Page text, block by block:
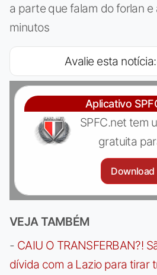
a parte que falam do forlan
minutos
Avalie esta notícia:
Aplicativo
SPFC.net tem
gratuita
Download
VEJA TAMBÉM
- CAIU O TRANSFERBAN?!
dívida com a Lazio para tirar